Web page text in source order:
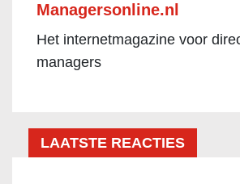
Managersonline.nl
Het internetmagazine voor
managers
LAATSTE REACTIES